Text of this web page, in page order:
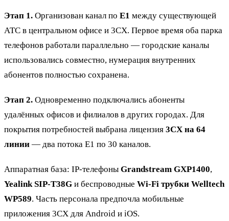
Этап 1. Организован канал по E1 между существующей
АТС в центральном офисе и 3CX. Первое время оба парка
телефонов работали параллельно — городские каналы
использовались совместно, нумерация внутренних
абонентов полностью сохранена.
Этап 2. Одновременно подключались абоненты
удалённых офисов и филиалов в других городах. Для
покрытия потребностей выбрана лицензия 3CX на 64
линии — два потока E1 по 30 каналов.
Аппаратная база: IP-телефоны Grandstream GXP1400,
Yealink SIP-T38G и беспроводные Wi-Fi трубки Welltech
WP589. Часть персонала предпочла мобильные
приложения 3CX для Android и iOS.